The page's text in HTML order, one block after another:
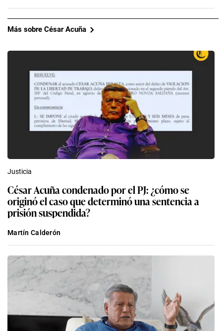
Más sobre César Acuña
Justicia
César Acuña condenado por el PJ: ¿cómo se
originó el caso que determinó una sentencia a
prisión suspendida?
Martín Calderón